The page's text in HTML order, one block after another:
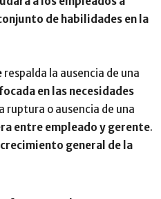
de habilidades en la
respalda la ausencia de una
en las necesidades
ruptura o ausencia de una
entre empleado y gerente.
crecimiento general de la